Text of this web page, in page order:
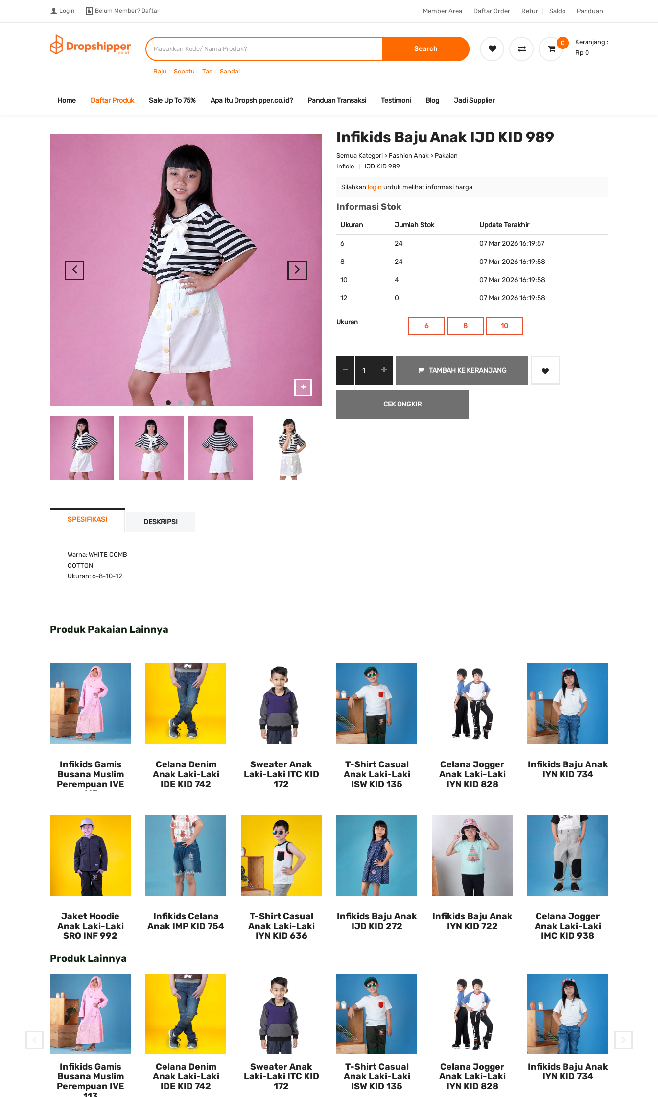
Login Belum Member? Daftar Member Area Daftar Order Retur Saldo Panduan
Search
Baju Sepatu Tas Sandal
0
Keranjang :
Rp 0
Home Daftar Produk Sale Up To 75% Apa Itu Dropshipper.co.id? Panduan Transaksi Testimoni Blog Jadi Supplier
Infikids Baju Anak IJD KID 989
Semua Kategori > Fashion Anak > Pakaian
Inficlo
IJD KID 989
Silahkan login untuk melihat informasi harga
Informasi Stok
Ukuran Jumlah Stok Update Terakhir
6 24 07 Mar 2026 16:19:57
8 24 07 Mar 2026 16:19:58
10 4 07 Mar 2026 16:19:58
12 0 07 Mar 2026 16:19:58
Ukuran 6 8 10
TAMBAH KE KERANJANG
CEK ONGKIR
SPESIFIKASI DESKRIPSI
Warna: WHITE COMB
COTTON
Ukuran: 6-8-10-12
Produk Pakaian Lainnya
Infikids Gamis
Busana Muslim
Perempuan IVE
113
Celana Denim
Anak Laki-Laki
IDE KID 742
Sweater Anak
Laki-Laki ITC KID
172
T-Shirt Casual
Anak Laki-Laki
ISW KID 135
Celana Jogger
Anak Laki-Laki
IYN KID 828
Infikids Baju Anak
IYN KID 734
Jaket Hoodie
Anak Laki-Laki
SRO INF 992
Infikids Celana
Anak IMP KID 754
T-Shirt Casual
Anak Laki-Laki
IYN KID 636
Infikids Baju Anak
IJD KID 272
Infikids Baju Anak
IYN KID 722
Celana Jogger
Anak Laki-Laki
IMC KID 938
Produk Lainnya
Infikids Gamis
Busana Muslim
Perempuan IVE
Celana Denim
Anak Laki-Laki
IDE KID 742
Sweater Anak
Laki-Laki ITC KID
172
T-Shirt Casual
Anak Laki-Laki
ISW KID 135
Celana Jogger
Anak Laki-Laki
IYN KID 828
Infikids Baju Anak
IYN KID 734